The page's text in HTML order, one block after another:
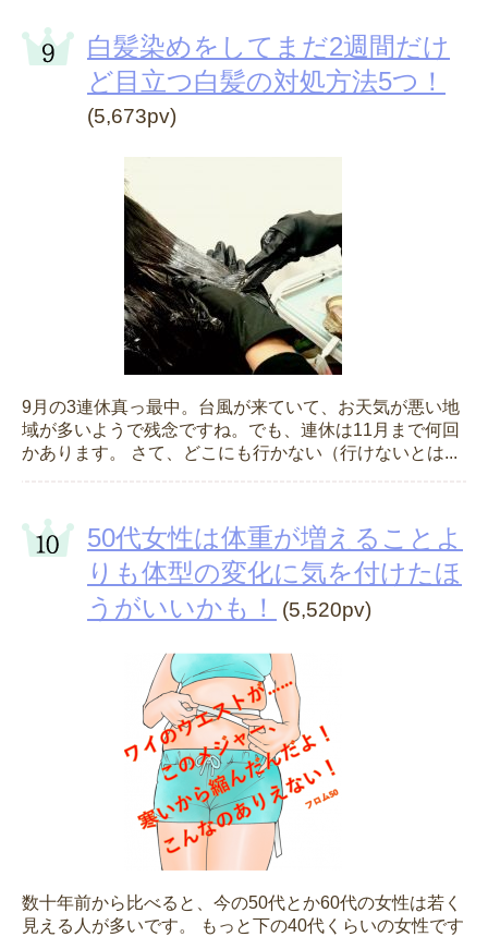
白髪染めをしてまだ2週間だけ
ど目立つ白髪の対処方法5つ！
(5,673pv)
9月の3連休真っ最中。台風が来ていて、お天気が悪い地
域が多いようで残念ですね。でも、連休は11月まで何回
かあります。 さて、どこにも行かない（行けないとは...
50代女性は体重が増えることよ
りも体型の変化に気を付けたほ
うがいいかも！
(5,520pv)
数十年前から比べると、今の50代とか60代の女性は若く
見える人が多いです。 もっと下の40代くらいの女性です